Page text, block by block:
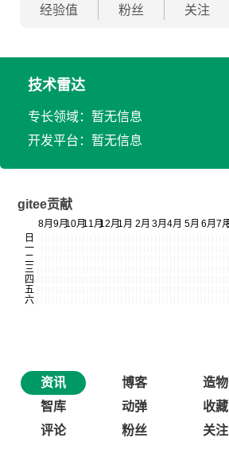
经验值 粉丝 关注
技术雷达
专长领域：暂无信息
开发平台：暂无信息
gitee贡献
资讯 博客
造物
智库
动弹
收藏
评论
粉丝 关注